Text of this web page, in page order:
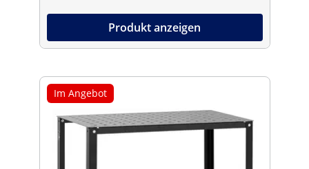
Produkt anzeigen
Im Angebot